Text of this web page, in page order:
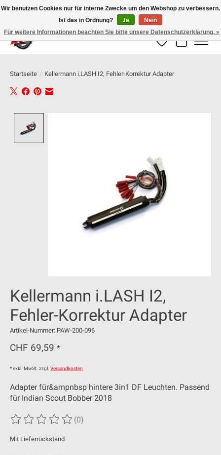
100% schweizer Onlineshop für Dein Motorrad
Wunschzettel
Ihr
Startseite / Kellermann i.LASH I2, Fehler-Korrektur Adapter
Kellermann i.LASH I2,
Fehler-Korrektur Adapter
Artikel-Nummer: PAW-200-096
CHF 69,59 *
* exkl. MwSt. zzgl. Versandkosten
Adapter für&ampnbsp hintere 3in1 DF Leuchten. Passend
für Indian Scout Bobber 2018
Die Bewertung dieses Produkts ist
(0)
Mit Lieferrückstand
Wir benutzen Cookies nur für interne Zwecke um den Webshop zu verbessern.
Ist das in Ordnung?
Ja
Nein
Für weitere Informationen beachten Sie bitte unsere Datenschutzerklärung. »